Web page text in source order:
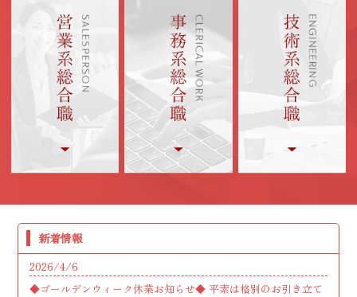
新着情報
2026/4/6
◆ゴールデンウィーク休業お知らせ◆ 平素は格別のお引き立て